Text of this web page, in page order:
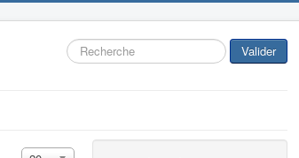
Rechercher Valider